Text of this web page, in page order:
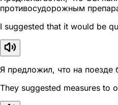
противосудорожным
I suggested that it would be
Я предложил, что на поезде
They suggested measures to